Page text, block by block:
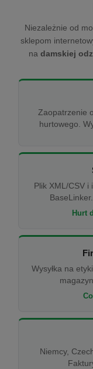
Niezależnie od
sklepom
na damskiej
Zaopatrzenie
hurtowego.
Plik XML/CSV
Hurt
Wysyłka na
Niemcy,